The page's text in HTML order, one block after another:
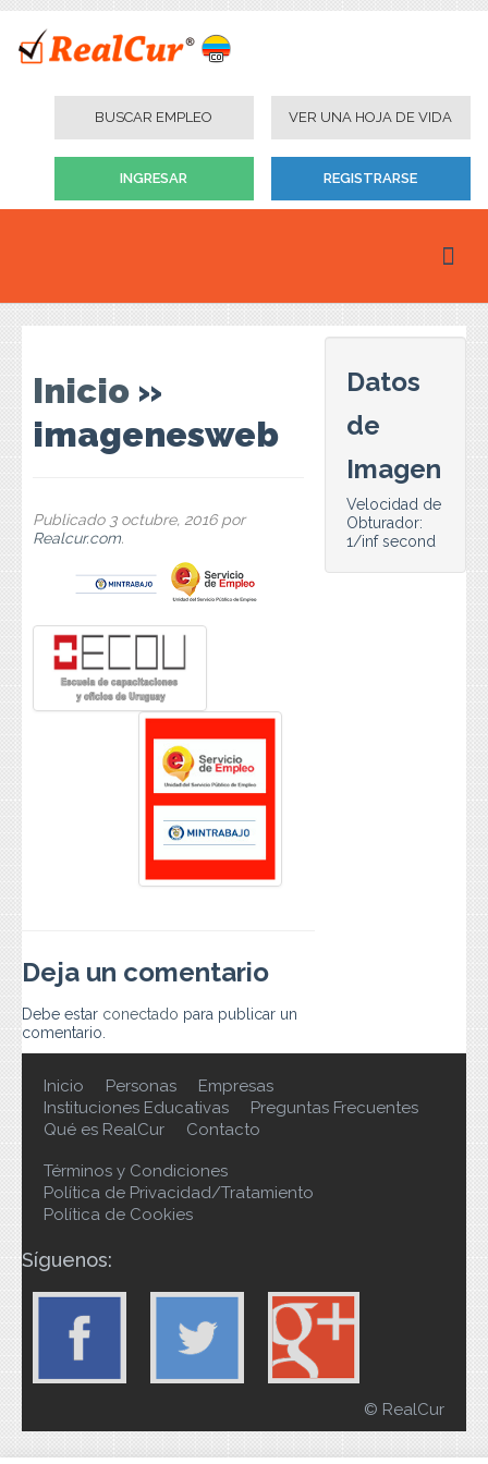
BUSCAR EMPLEO VER UNA HOJA DE VIDA
INGRESAR REGISTRARSE
Empresas
Instituciones Educativas
Contacto
Inicio »
imagenesweb
Publicado 3 octubre, 2016por
Realcur.com.
Deja un comentario
Debe estar conectado para publicar un
comentario.
Datos
de
Imagen
Velocidad de
Obturador:
1/inf second
Inicio Personas
Empresas
Instituciones Educativas
Preguntas Frecuentes
Qué es RealCur
Contacto
Términos y Condiciones
Política de Privacidad/Tratamiento
Política de Cookies
Síguenos:
© RealCur